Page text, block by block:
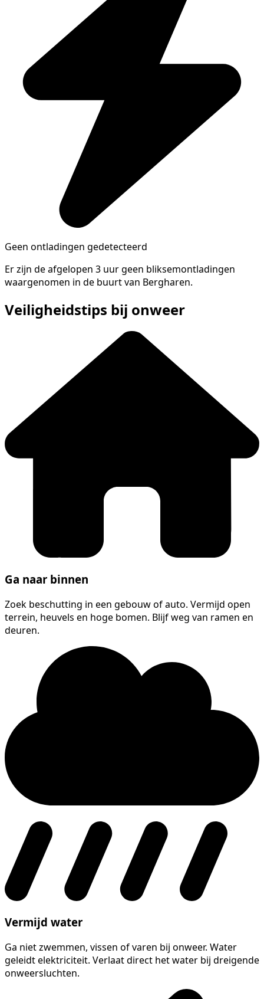
Geen ontladingen gedetecteerd
Er zijn de afgelopen 3 uur geen bliksemontladingen
waargenomen in de buurt van Bergharen.
Veiligheidstips bij onweer
Ga naar binnen
Zoek beschutting in een gebouw of auto. Vermijd open
terrein, heuvels en hoge bomen. Blijf weg van ramen en
deuren.
Vermijd water
Ga niet zwemmen, vissen of varen bij onweer. Water
geleidt elektriciteit. Verlaat direct het water bij dreigende
onweersluchten.